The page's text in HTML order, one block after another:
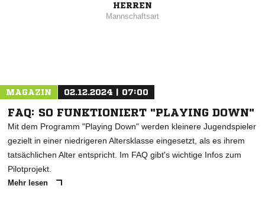
HERREN
Mannschaftsart
MAGAZIN 02.12.2024 | 07:00
FAQ: SO FUNKTIONIERT "PLAYING DOWN"
Mit dem Programm "Playing Down" werden kleinere Jugendspieler
gezielt in einer niedrigeren Altersklasse eingesetzt, als es ihrem
tatsächlichen Alter entspricht. Im FAQ gibt's wichtige Infos zum
Pilotprojekt.
Mehr lesen